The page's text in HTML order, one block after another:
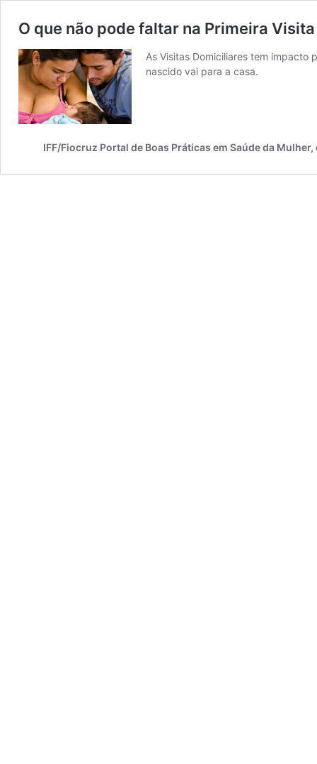
O que não pode faltar na Primeira
As Visitas Domiciliares tem impacto
nascido vai para a casa.
IFF/Fiocruz Portal de Boas Práticas em Saúde da